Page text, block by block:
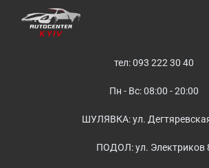
тел: 093 222 30 40
Пн - Вс: 08:00 - 20:00
ШУЛЯВКА: ул.
ПОДОЛ: ул. Электриков